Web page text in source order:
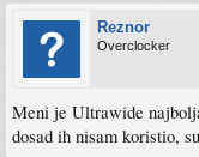
Reznor
Overclocker
Meni je Ultrawide
dosad ih nisam koristio,